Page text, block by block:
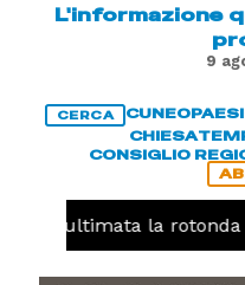
L'informazione
9
CERCA CUNEOPAESI
CHIESA
CONSIGLIO
ultimata la rotonda